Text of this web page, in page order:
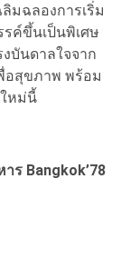
มฉลองการเริ่ม
ค์ขึ้นเป็นพิเศษ
บันดาลใจจาก
อสุขภาพ พร้อม
หม่นี้
ร Bangkok’78